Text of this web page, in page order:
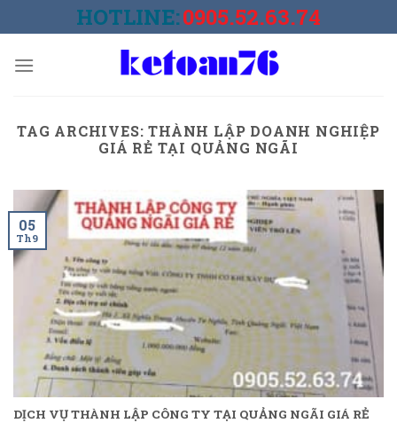
to
HOTLINE:0905.52.63.74
TAG ARCHIVES:THÀNH LẬP DOANH NGHIỆP
GIÁ RẺ TẠI QUẢNG NGÃI
DỊCH VỤ THÀNH LẬP CÔNG TY TẠI QUẢNG NGÃI GIÁ RẺ
05
Th9